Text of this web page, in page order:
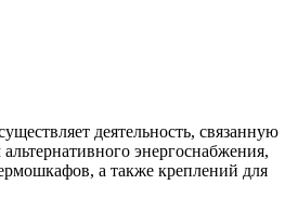
деятельность, связанную
энергоснабжения,
а также креплений для